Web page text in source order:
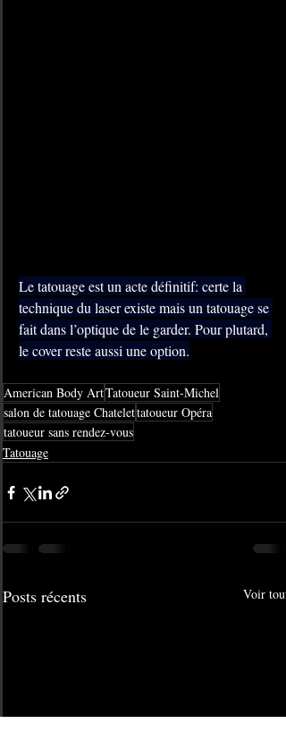
Le tatouage est un acte définitif: certe la
technique du laser existe mais un tatouage se
fait dans l’optique de le garder. Pour plutard,
le cover reste aussi une option.
American Body ArtTatoueur Saint-Michel
salon de tatouage Chatelettatoueur Opéra
tatoueur sans rendez-vous
Tatouage
Posts récents Voir tout